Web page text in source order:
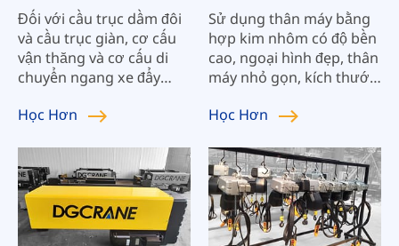
Đối với cầu trục dầm đôi
và cầu trục giàn, cơ cấu
vận thăng và cơ cấu di
chuyển ngang xe đẩy
Xe đẩy palăng LH, Xe đẩy
Học Hơn
Sử dụng thân máy bằng
hợp kim nhôm có độ bền
cao, ngoại hình đẹp, thân
máy nhỏ gọn, kích thước
tính linh hoạt cao và cấu
Học Hơn